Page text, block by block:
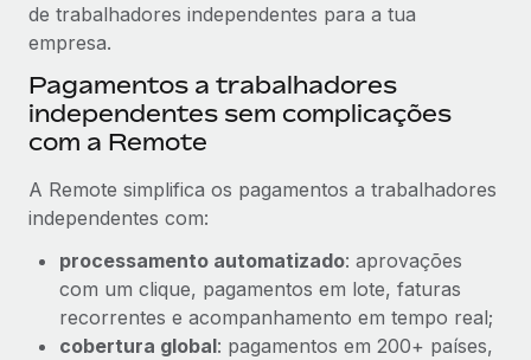
de trabalhadores independentes para a tua
empresa.
Pagamentos a trabalhadores
independentes sem complicações
com a Remote
A Remote simplifica os pagamentos a trabalhadores
independentes com:
processamento automatizado: aprovações
com um clique, pagamentos em lote, faturas
recorrentes e acompanhamento em tempo real;
cobertura global: pagamentos em 200+ países,